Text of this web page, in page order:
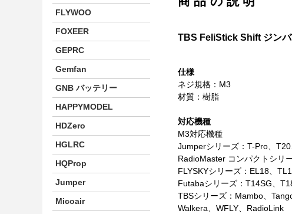
TBS FeliStick Shift ジン
仕様
ネジ規格：M3
材質：樹脂
対応機種
M3対応機種
Jumperシリーズ：T-Pro、
RadioMaster コンパクトシリ
FLYSKYシリーズ：EL18、
Futabaシリーズ：T14SG、
TBSシリーズ：Mambo、
Walkera、WFLY、RadioLink
FLYWOO
FOXEER
GEPRC
Gemfan
GNB バッテリー
HAPPYMODEL
HDZero
HGLRC
HQProp
Jumper
Micoair